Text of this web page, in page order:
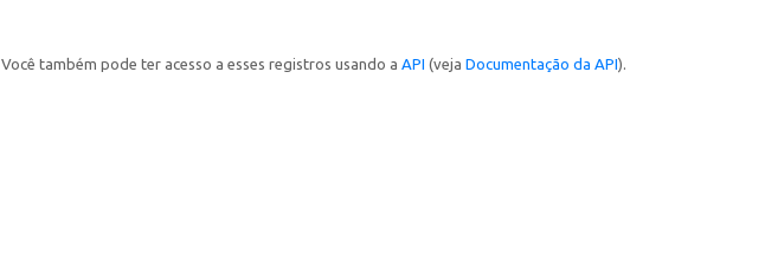
Você também pode ter acesso a esses registros usando a API (veja Documentação da API).